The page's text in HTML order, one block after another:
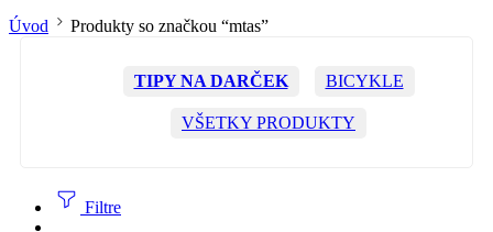
Úvod Produkty so značkou “mtas”
TIPY NA DARČEK BICYKLE
VŠETKY PRODUKTY
Filtre